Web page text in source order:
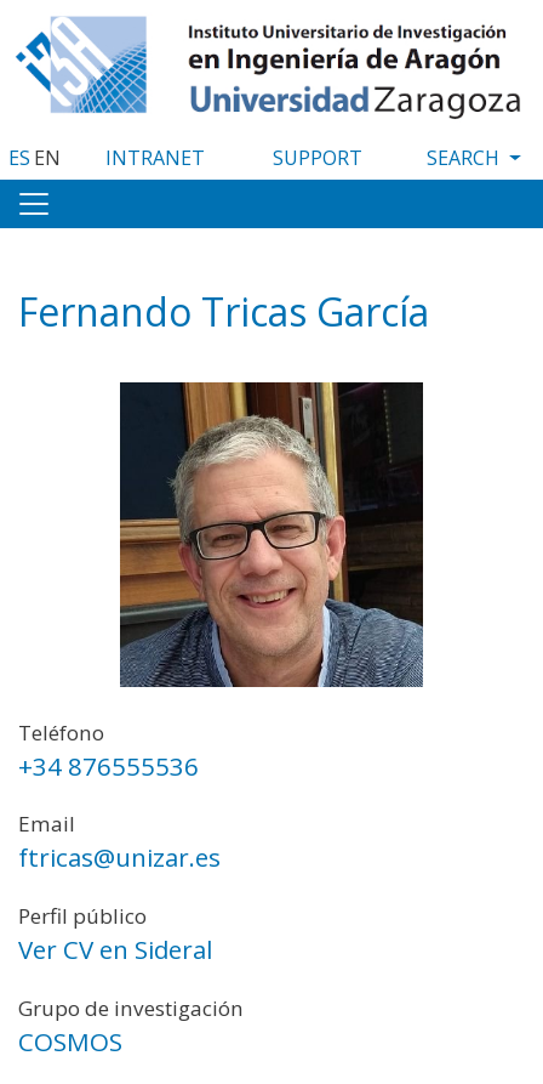
to
main
content
ES EN INTRANET SUPPORT
Fernando Tricas García
Teléfono
+34 876555536
Email
ftricas@unizar.es
Perfil público
Ver CV en Sideral
Grupo de investigación
COSMOS